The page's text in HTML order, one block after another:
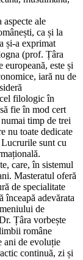
ale
ca și la
și-a exprimat
(prof. Țâra
europeană, este și
iară nu de
filologic în
fie în mod cert
timp de trei
nu toate dedicate
sunt cu
care, în sistemul
Masteratul oferă
de specialitate
înceapă adevărata
de
Țâra vorbește
române
ani de evoluție
continuă, zi și